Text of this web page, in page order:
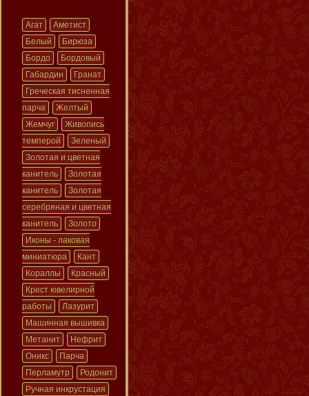
Агат
Аметист
Белый
Бирюза
Бордо
Бордовый
Габардин
Гранат
Греческая тисненная
парча
Желтый
Жемчуг
Живопись
темперой
Зеленый
Золотая и цветная
канитель
Золотая
канитель
Золотая
серебряная и цветная
канитель
Золото
Иконы - лаковая
миниатюра
Кант
Кораллы
Красный
Крест ювелирной
работы
Лазурит
Машинная вышивка
Метанит
Нефрит
Оникс
Парча
Перламутр
Родонит
Ручная инкрустация